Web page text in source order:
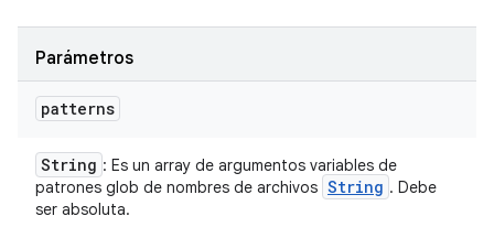
Parámetros
patterns
String : Es un array de argumentos variables de
patrones glob de nombres de archivos String . Debe
ser absoluta.